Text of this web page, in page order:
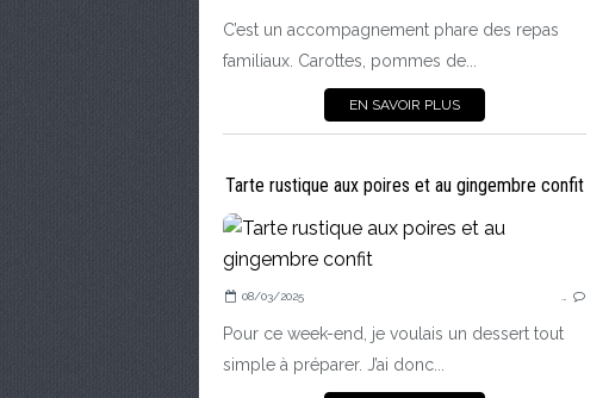
C’est un accompagnement phare des repas
familiaux. Carottes, pommes de...
EN SAVOIR PLUS
Tarte rustique aux poires et au gingembre confit
08/03/2025
Pour ce week-end, je voulais un dessert tout
simple à préparer. J’ai donc...